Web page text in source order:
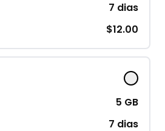
7 dias
$12.00
5 GB
7 dias